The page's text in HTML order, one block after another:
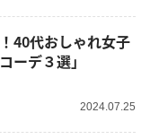
40代おしゃれ女子
ーデ３選」
2024.07.25